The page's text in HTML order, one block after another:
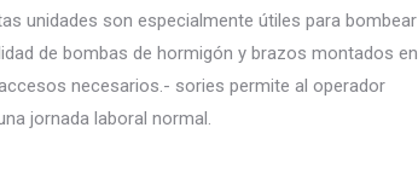
unidades son especialmente útiles para bombear
de bombas de hormigón y brazos montados en
necesarios.- sories permite al operador
jornada laboral normal.